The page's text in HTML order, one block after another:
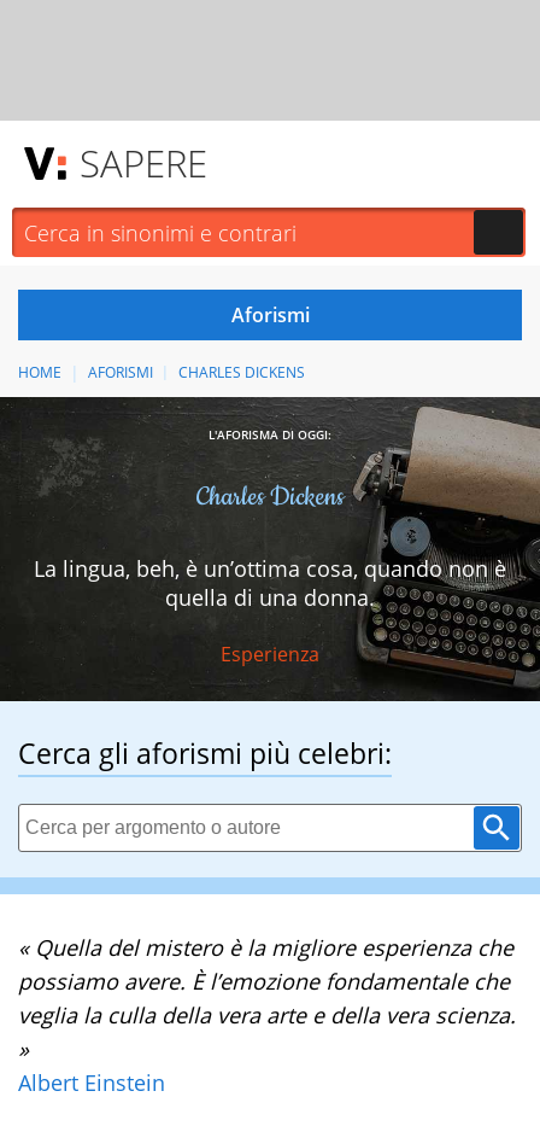
SAPERE
HOME AFORISMI CHARLES DICKENS
L'AFORISMA DI OGGI:
Charles Dickens
La lingua, beh, è un’ottima cosa, quando non è
quella di una donna.
Esperienza
Cerca gli aforismi più celebri:
« Quella del mistero è la migliore esperienza che
possiamo avere. È l’emozione fondamentale che
veglia la culla della vera arte e della vera scienza.
»
Albert Einstein